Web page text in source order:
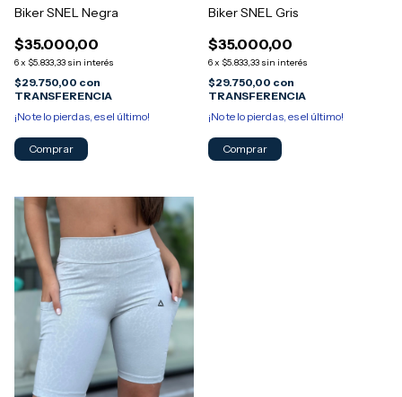
Biker SNEL Negra
$35.000,00
6x $5.833,33 sin interés
$29.750,00 con
TRANSFERENCIA
¡No te lo pierdas, es el último!
Comprar
Biker SNEL Gris
$35.000,00
6x $5.833,33 sin interés
$29.750,00 con
TRANSFERENCIA
¡No te lo pierdas, es el último!
Comprar